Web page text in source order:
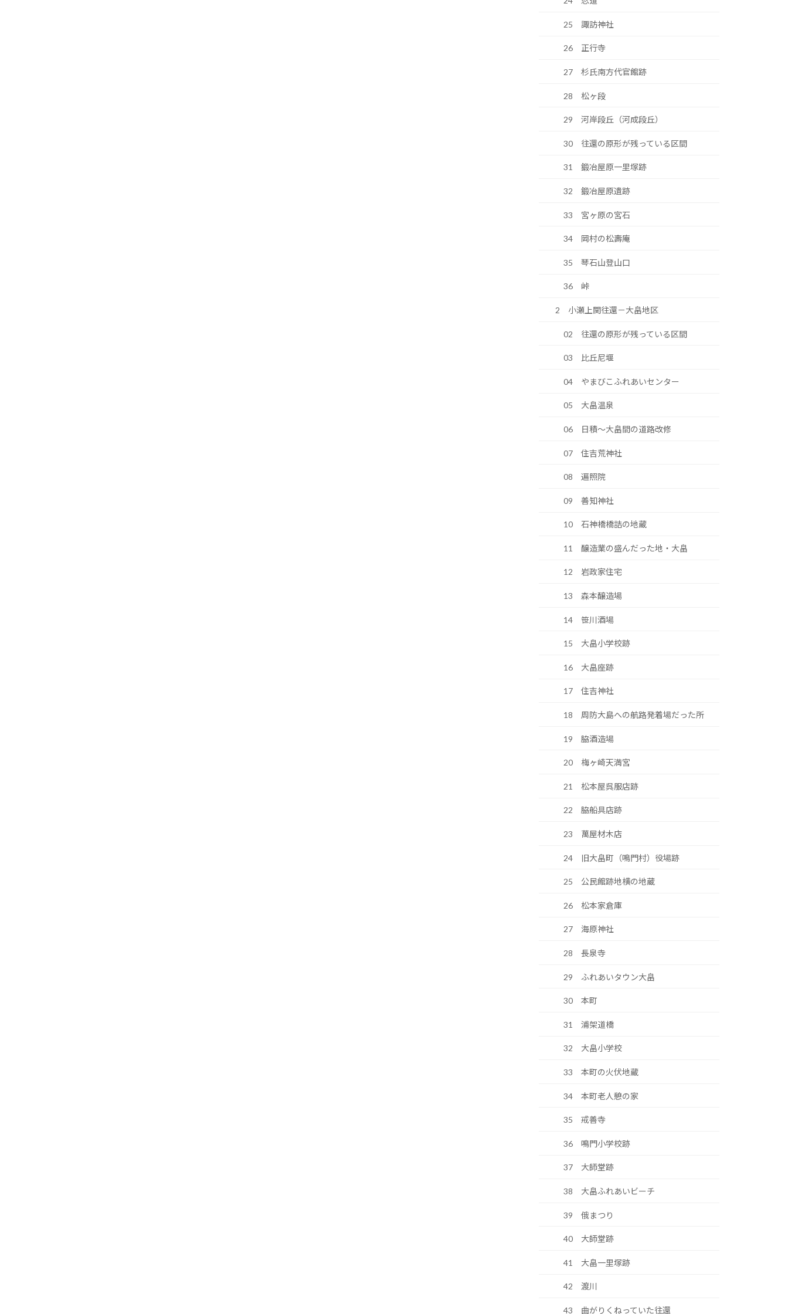
25 諏訪神社
26 正行寺
27 杉氏南方代官館跡
28 松ヶ段
29 河岸段丘（河成段丘）
30 往還の原形が残っている区間
31 鍛冶屋原一里塚跡
32 鍛冶屋原遺跡
33 宮ヶ原の宮石
34 岡村の松壽庵
35 琴石山登山口
36 峠
2 小瀬上関往還－大畠地区
02 往還の原形が残っている区間
03 比丘尼堰
04 やまびこふれあいセンター
05 大畠温泉
06 日積～大畠間の道路改修
07 住吉荒神社
08 遍照院
09 善知神社
10 石神橋橋詰の地蔵
11 醸造業の盛んだった地・大畠
12 岩政家住宅
13 森本醸造場
14 笹川酒場
15 大畠小学校跡
16 大畠座跡
17 住吉神社
18 周防大島への航路発着場だった所
19 脇酒造場
20 梅ヶ崎天満宮
21 松本屋呉服店跡
22 脇船具店跡
23 萬屋材木店
24 旧大畠町（鳴門村）役場跡
25 公民館跡地横の地蔵
26 松本家倉庫
27 海原神社
28 長泉寺
29 ふれあいタウン大畠
30 本町
31 浦架道橋
32 大畠小学校
33 本町の火伏地蔵
34 本町老人憩の家
35 戒善寺
36 鳴門小学校跡
37 大師堂跡
38 大畠ふれあいビーチ
39 俄まつり
40 大師堂跡
41 大畠一里塚跡
42 渡川
43 曲がりくねっていた往還